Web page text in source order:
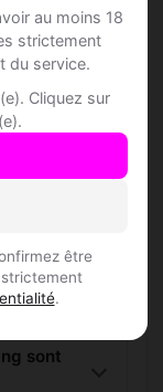
au moins 18
strictement
du service.
Cliquez sur
être
.
sont